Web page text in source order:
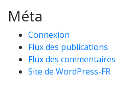
Méta
Connexion
Flux des publications
Flux des commentaires
Site de WordPress-FR